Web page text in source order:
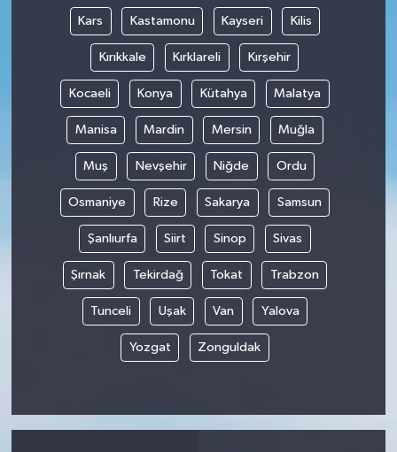
Kars Kastamonu Kayseri Kilis
Kırıkkale Kırklareli Kırşehir
Kocaeli Konya Kütahya Malatya
Manisa Mardin Mersin Muğla
Muş Nevşehir Niğde Ordu
Osmaniye Rize Sakarya Samsun
Şanlıurfa Siirt Sinop Sivas
Şırnak Tekirdağ Tokat Trabzon
Tunceli Uşak Van Yalova
Yozgat Zonguldak